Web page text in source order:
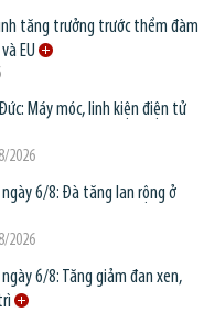
tăng trưởng trước thềm đàm
EU
Máy móc, linh kiện điện tử
2026
6/8: Đà tăng lan rộng ở
2026
6/8: Tăng giảm đan xen,